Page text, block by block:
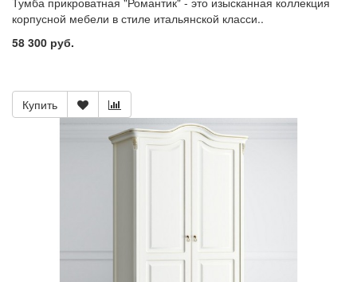
корпусной мебели в стиле итальянской класси..
58 300 руб.
Купить